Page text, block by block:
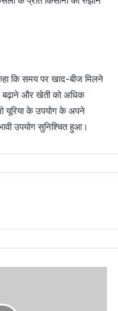
कि समय पर खाद-बीज मिलने
बढ़ाने और खेती को अधिक
यूरिया के उपयोग के अपने
उपयोग सुनिश्चित हुआ।